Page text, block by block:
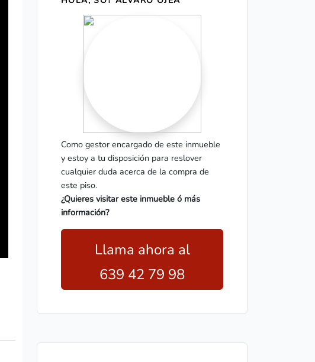
Como gestor encargado de este inmueble
y estoy a tu disposición para reslover
cualquier duda acerca de la compra de
este piso.
¿Quieres visitar este inmueble ó más
información?
Llama ahora al
639 42 79 98